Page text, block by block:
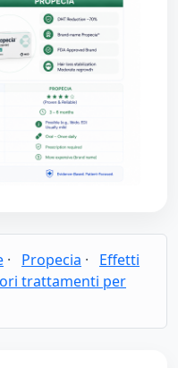
· Propecia ·
Effetti
trattamenti per